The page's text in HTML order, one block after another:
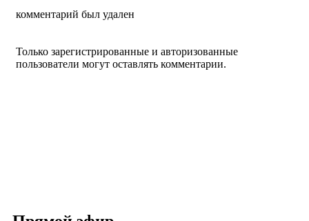
комментарий был удален
Только зарегистрированные и авторизованные
пользователи могут оставлять комментарии.